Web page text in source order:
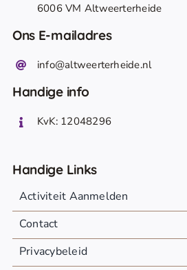
6006 VM Altweerterheide
Ons E-mailadres
info@altweerterheide.nl
Handige info
KvK: 12048296
Handige Links
Activiteit Aanmelden
Contact
Privacybeleid